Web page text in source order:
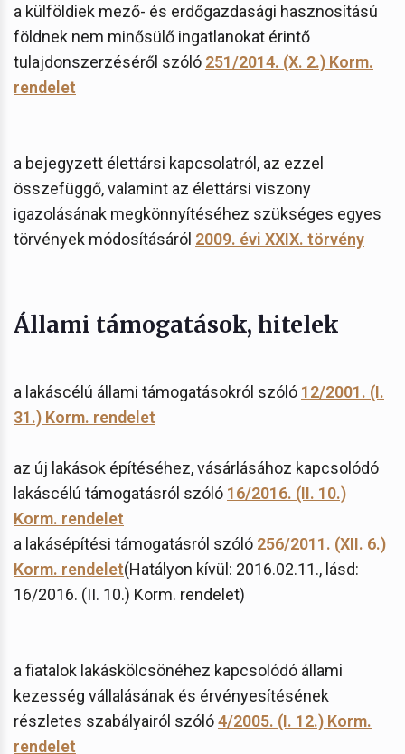
a külföldiek mező- és erdőgazdasági hasznosítású
földnek nem minősülő ingatlanokat érintő
tulajdonszerzéséről szóló 251/2014. (X. 2.) Korm.
rendelet
a bejegyzett élettársi kapcsolatról, az ezzel
összefüggő, valamint az élettársi viszony
igazolásának megkönnyítéséhez szükséges egyes
törvények módosításáról 2009. évi XXIX. törvény
Állami támogatások, hitelek
a lakáscélú állami támogatásokról szóló 12/2001. (I.
31.) Korm. rendelet
az új lakások építéséhez, vásárlásához kapcsolódó
lakáscélú támogatásról szóló 16/2016. (II. 10.)
Korm. rendelet
a lakásépítési támogatásról szóló 256/2011. (XII. 6.)
Korm. rendelet(Hatályon kívül: 2016.02.11., lásd:
16/2016. (II. 10.) Korm. rendelet)
a fiatalok lakáskölcsönéhez kapcsolódó állami
kezesség vállalásának és érvényesítésének
részletes szabályairól szóló4/2005. (I. 12.) Korm.
rendelet